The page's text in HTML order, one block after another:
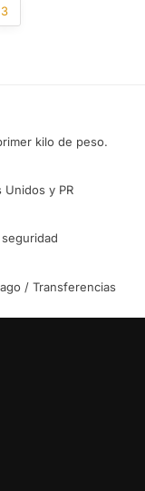
3
kilo de peso.
Unidos y PR
/ Transferencias